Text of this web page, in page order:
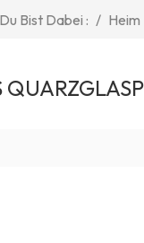
Du Bist Dabei : / Heim